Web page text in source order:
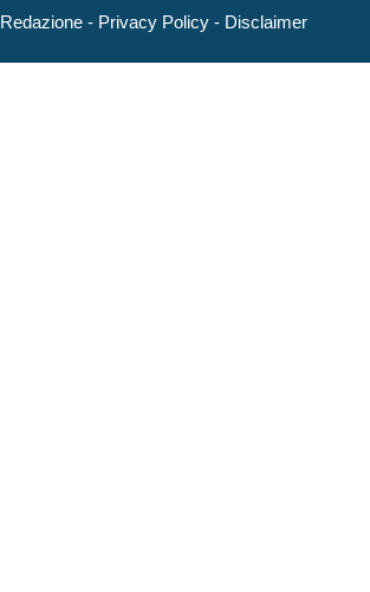
Redazione- Privacy Policy- Disclaimer